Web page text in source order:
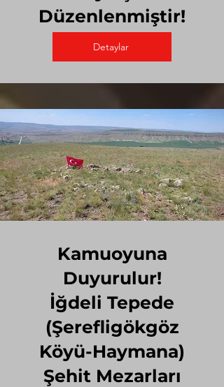
Düzenlenmiştir!
Detaylar
Kamuoyuna
Duyurulur!
İğdeli Tepede
(Şerefligökgöz
Köyü-Haymana)
Şehit Mezarları